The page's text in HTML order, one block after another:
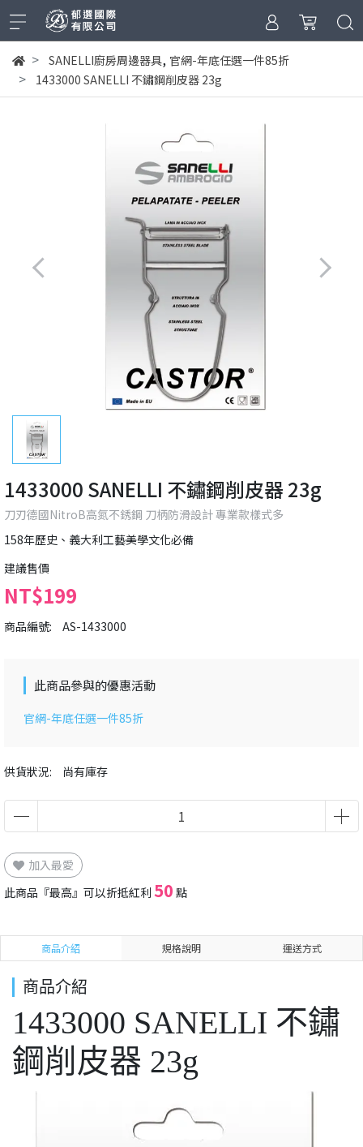
SANELLI廚房周邊器具, 官網-年底任選一件85折
1433000 SANELLI 不鏽鋼削皮器 23g
1433000 SANELLI 不鏽鋼削皮器 23g
刀刃德國NitroB高氮不銹鋼 刀柄防滑設計 專業款樣式多
158年歷史、義大利工藝美學文化必備
建議售價
NT$199
商品編號: AS-1433000
供貨狀況: 尚有庫存
此商品參與的優惠活動
官網-年底任選一件85折
加入最愛
此商品『最高』可以折抵紅利 50 點
商品介紹 規格說明 運送方式
商品介紹
1433000 SANELLI 不鏽
鋼削皮器 23g